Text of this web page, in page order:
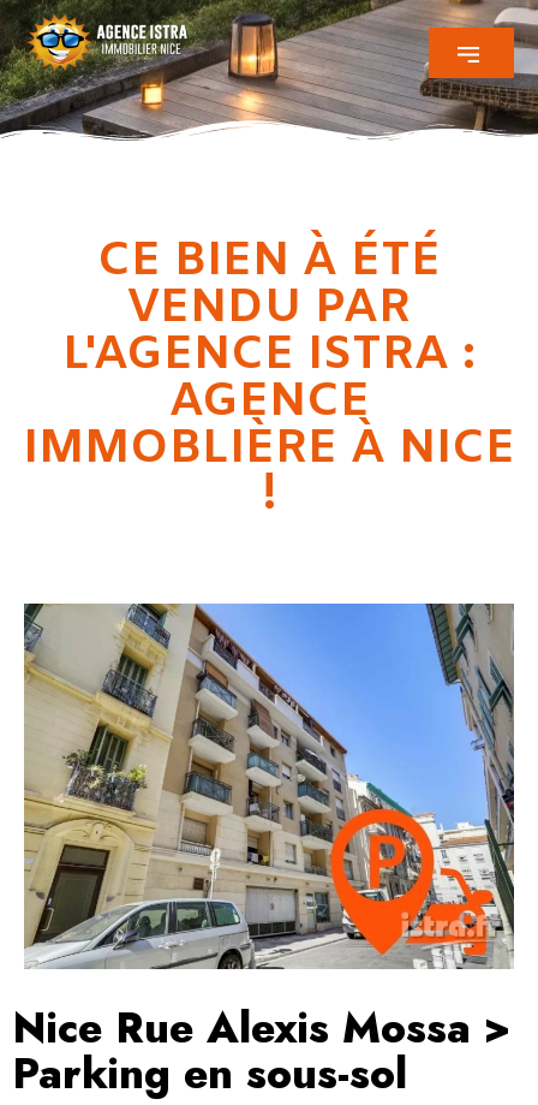
CE BIEN À ÉTÉ
VENDU PAR
L'AGENCE ISTRA :
AGENCE
IMMOBLIÈRE À NICE
!
Nice Rue Alexis Mossa >
Parking en sous-sol